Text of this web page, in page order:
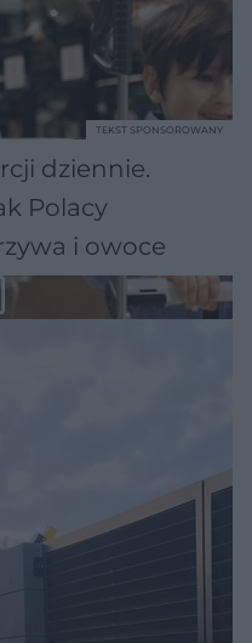
dziennie.
Polacy
i owoce
TEKST SPONSOROWANY